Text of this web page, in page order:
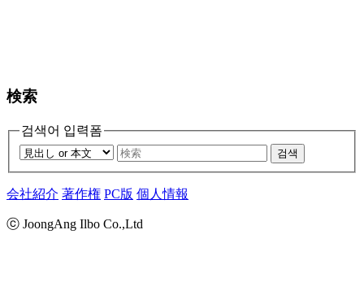
検索
검색어 입력폼
검색
会社紹介 著作権 PC版 個人情報
ⓒ JoongAng Ilbo Co.,Ltd